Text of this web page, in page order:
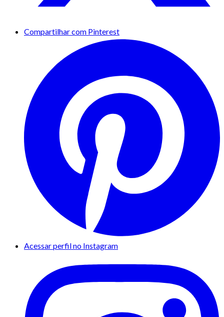
Compartilhar com Pinterest
Acessar perfil no Instagram